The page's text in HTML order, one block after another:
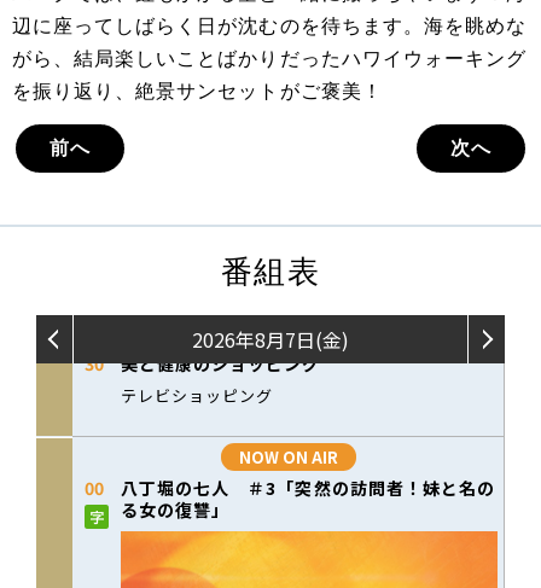
辺に座ってしばらく日が沈むのを待ちます。海を眺めな
がら、結局楽しいことばかりだったハワイウォーキング
を振り返り、絶景サンセットがご褒美！
前へ 次へ
番組表